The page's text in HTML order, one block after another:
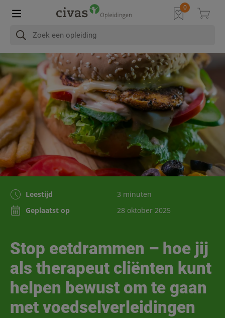
Stop eetdrammen – hoe jij
als therapeut cliënten kunt
helpen bewust om te gaan
met voedselverleidingen
Leestijd
3 minuten
Geplaatst op
28 oktober 2025